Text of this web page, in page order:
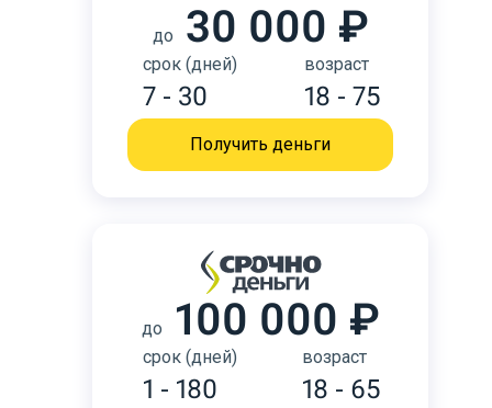
до 30 000 ₽
срок (дней)
7 - 30
возраст
18 - 75
Получить деньги
до 100 000 ₽
срок (дней)
1 - 180
возраст
18 - 65